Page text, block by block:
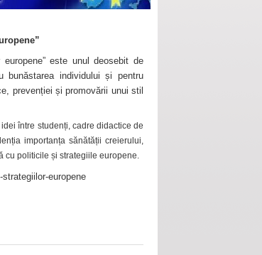
este unul deosebit de
bunăstarea individului și pentru
prevenției și promovării unui stil
între studenți, cadre didactice de
importanța sănătății creierului,
cu politicile și strategiile europene.
europene